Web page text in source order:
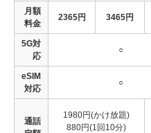
月額
料金
2365円 3465円
5G対
応
○
eSIM
対応
○
通話
1980円(かけ放題)
880円(1回10分)